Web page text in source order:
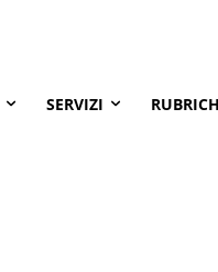
SERVIZI